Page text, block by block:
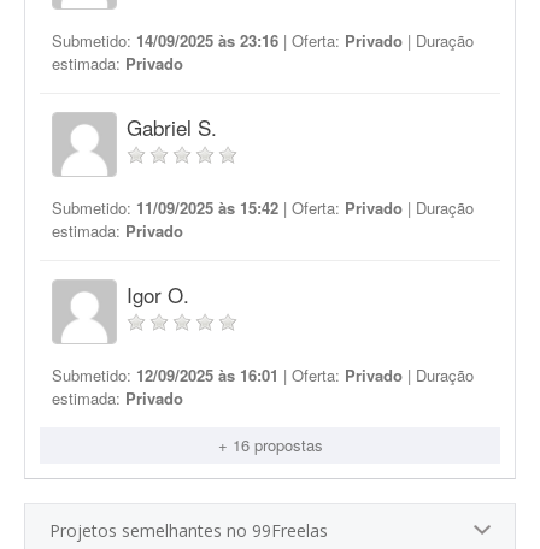
Submetido: 14/09/2025 às 23:16 | Oferta: Privado | Duração
estimada: Privado
Gabriel S.
Submetido: 11/09/2025 às 15:42 | Oferta: Privado | Duração
estimada: Privado
Igor O.
Submetido: 12/09/2025 às 16:01 | Oferta: Privado | Duração
estimada: Privado
+ 16 propostas
Projetos semelhantes no 99Freelas